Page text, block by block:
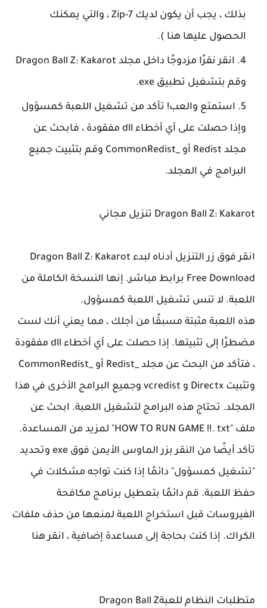
بذلك ، يجب أن يكون لديك 7-Zip ، والتي يمكنك
الحصول عليها هنا ).
انقر نقرًا مزدوجًا داخل مجلد Dragon Ball Z: Kakarot
وقم بتشغيل تطبيق exe.
استمتع والعب! تأكد من تشغيل اللعبة كمسؤول
وإذا حصلت على أي أخطاء dll مفقودة ، فابحث عن
مجلد Redist أو _CommonRedist وقم بتثبيت جميع
البرامج في المجلد.
Dragon Ball Z: Kakarot تنزيل مجاني
انقر فوق زر التنزيل أدناه لبدء Dragon Ball Z: Kakarot
Free Download برابط مباشر. إنها النسخة الكاملة من
اللعبة. لا تنس تشغيل اللعبة كمسؤول.
هذه اللعبة مثبتة مسبقًا من أجلك ، مما يعني أنك لست
مضطرًا إلى تثبيتها. إذا حصلت على أي أخطاء dll مفقودة
، فتأكد من البحث عن مجلد _Redist أو _CommonRedist
وتثبيت Directx و vcredist وجميع البرامج الأخرى في هذا
المجلد. تحتاج هذه البرامج لتشغيل اللعبة. ابحث عن
ملف "HOW TO RUN GAME !!. txt" لمزيد من المساعدة.
تأكد أيضًا من النقر بزر الماوس الأيمن فوق exe وتحديد
"تشغيل كمسؤول" دائمًا إذا كنت تواجه مشكلات في
حفظ اللعبة. قم دائمًا بتعطيل برنامج مكافحة
الفيروسات قبل استخراج اللعبة لمنعها من حذف ملفات
الكراك. إذا كنت بحاجة إلى مساعدة إضافية ، انقر هنا
متطلبات النظام للعبةDragon Ball Z